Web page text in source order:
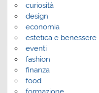
curiosità
design
economia
estetica e benessere
eventi
fashion
finanza
food